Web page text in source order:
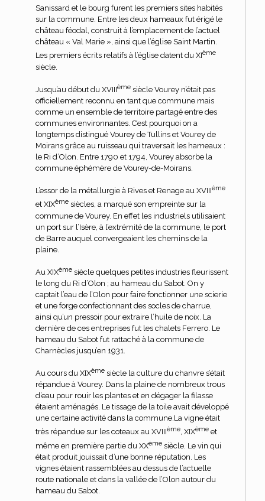
Sanissard et le bourg furent les premiers sites habités
sur la commune. Entre les deux hameaux fut érigé le
château féodal, construit à l’emplacement de l’actuel
château « Val Marie », ainsi que l’église Saint Martin.
Les premiers écrits relatifs à l’église datent du XIème
siècle.
Jusqu’au début du XVIIIèmesiècle Vourey n’était pas
officiellement reconnu en tant que commune mais
comme un ensemble de territoire partagé entre des
communes environnantes. C’est pourquoi on a
longtemps distingué Vourey de Tullins et Vourey de
Moirans grâce au ruisseau qui traversait les hameaux :
le Ri d’Olon. Entre 1790 et 1794, Vourey absorbe la
commune éphémère de Vourey-de-Moirans.
L’essor de la métallurgie à Rives et Renage au XVIIIème
et XIXèmesiècles, a marqué son empreinte sur la
commune de Vourey. En effet les industriels utilisaient
un port sur l’Isère, à l’extrémité de la commune, le port
de Barre auquel convergeaient les chemins de la
plaine.
Au XIXèmesiècle quelques petites industries fleurissent
le long du Ri d’Olon ; au hameau du Sabot. On y
captait l’eau de l’Olon pour faire fonctionner une scierie
et une forge confectionnant des socles de charrue,
ainsi qu’un pressoir pour extraire l’huile de noix. La
dernière de ces entreprises fut les chalets Ferrero. Le
hameau du Sabot fut rattaché à la commune de
Charnècles jusqu’en 1931.
Au cours du XIXèmesiècle la culture du chanvre s’était
répandue à Vourey. Dans la plaine de nombreux trous
d’eau pour rouir les plantes et en dégager la filasse
étaient aménagés. Le tissage de la toile avait développé
une certaine activité dans la commune.La vigne était
très répandue sur les coteaux au XVIIIème, XIXèmeet
même en première partie du XXèmesiècle. Le vin qui
était produit jouissait d’une bonne réputation. Les
vignes étaient rassemblées au dessus de l’actuelle
route nationale et dans la vallée de l’Olon autour du
hameau du Sabot.